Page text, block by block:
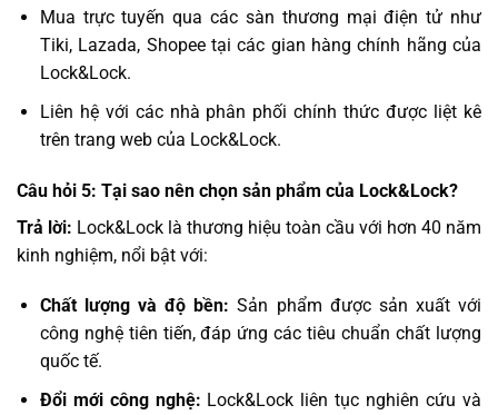
Mua trực tuyến qua các sàn thương mại điện tử như
Tiki, Lazada, Shopee tại các gian hàng chính hãng của
Lock&Lock.
Liên hệ với các nhà phân phối chính thức được liệt kê
trên trang web của Lock&Lock.
Câu hỏi 5: Tại sao nên chọn sản phẩm của Lock&Lock?
Trả lời: Lock&Lock là thương hiệu toàn cầu với hơn 40 năm
kinh nghiệm, nổi bật với:
Chất lượng và độ bền:Sản phẩm được sản xuất với
công nghệ tiên tiến, đáp ứng các tiêu chuẩn chất lượng
quốc tế.
Đổi mới công nghệ: Lock&Lock liên tục nghiên cứu và